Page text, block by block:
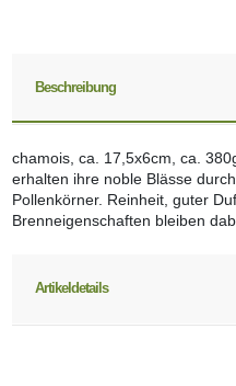
Beschreibung
chamois, ca. 17,5x6cm, ca.
erhalten ihre noble Blässe
Pollenkörner. Reinheit, guter
Brenneigenschaften bleiben
Artikeldetails